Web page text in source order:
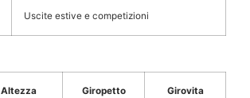
Uscite estive e competizioni
Altezza
Giropetto Girovita